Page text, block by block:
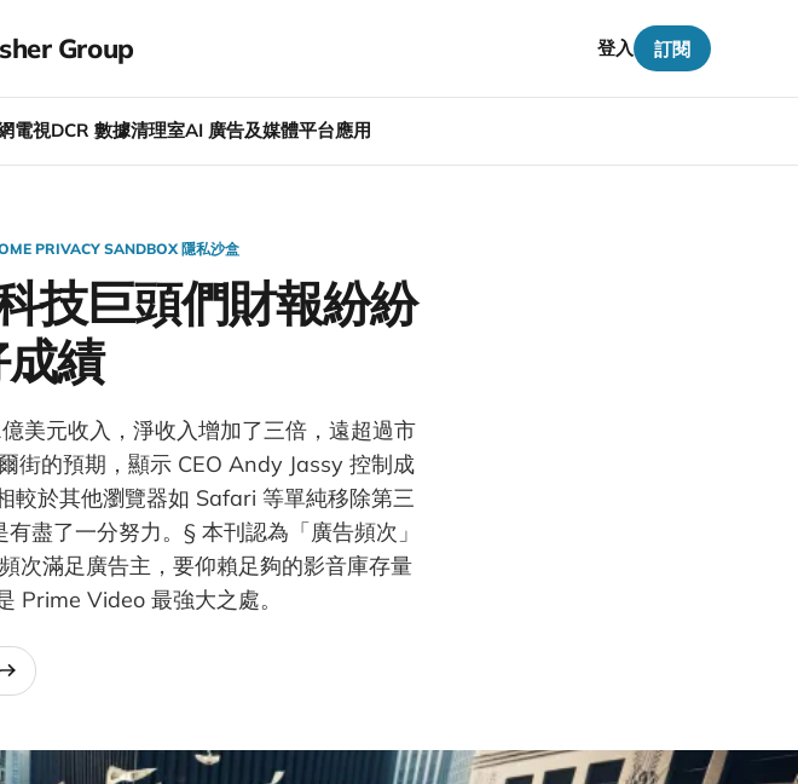
Group
電視DCR 數據清理室AI 廣告及媒體平台應用
登入 訂閱
PRIVACY SANDBOX 隱私沙盒
技巨頭們財報紛紛
績
美元收入，淨收入增加了三倍，遠超過市
街的預期，顯示 CEO Andy Jassy 控制成
於其他瀏覽器如 Safari 等單純移除第三
盡了一分努力。§ 本刊認為「廣告頻次」
次滿足廣告主，要仰賴足夠的影音庫存量
Prime Video 最強大之處。